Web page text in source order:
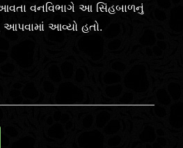
આવતા વનવિભાગે આ સિંહબાળનું
આપવામાં આવ્યો હતો.